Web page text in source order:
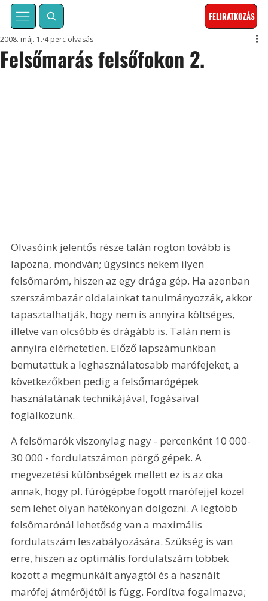
FELIRATKOZÁS
Felsőmarás felsőfokon 2.
2008. máj. 1. 4 perc olvasás
Olvasóink jelentős része talán rögtön tovább is
lapozna, mondván; úgysincs nekem ilyen
felsőmaróm, hiszen az egy drága gép. Ha azonban
szerszámbazár oldalainkat tanulmányozzák, akkor
tapasztalhatják, hogy nem is annyira költséges,
illetve van olcsóbb és drágább is. Talán nem is
annyira elérhetetlen. Előző lapszámunkban
bemutattuk a leghasználatosabb marófejeket, a
következőkben pedig a felsőmarógépek
használatának technikájával, fogásaival
foglalkozunk.
A felsőmarók viszonylag nagy - percenként 10 000-
30 000 - fordulatszámon pörgő gépek. A
megvezetési különbségek mellett ez is az oka
annak, hogy pl. fúrógépbe fogott marófejjel közel
sem lehet olyan hatékonyan dolgozni. A legtöbb
felsőmarónál lehetőség van a maximális
fordulatszám leszabályozására. Szükség is van
erre, hiszen az optimális fordulatszám többek
között a megmunkált anyagtól és a használt
marófej átmérőjétől is függ. Fordítva fogalmazva;